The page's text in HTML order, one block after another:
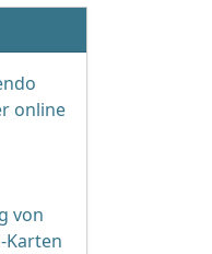
online
von
Karten